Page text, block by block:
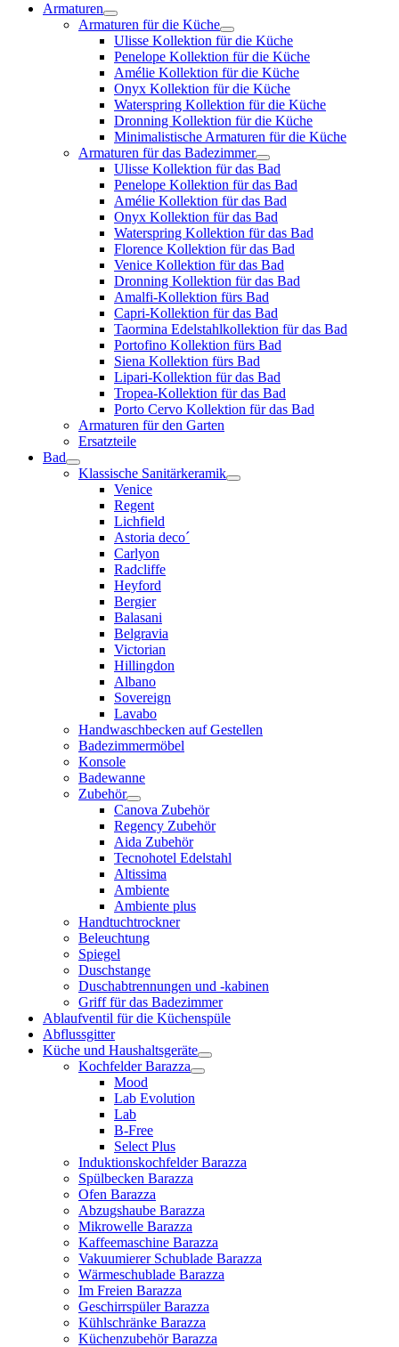
Armaturen
Armaturen für die Küche
Ulisse Kollektion für die Küche
Penelope Kollektion für die Küche
Amélie Kollektion für die Küche
Onyx Kollektion für die Küche
Waterspring Kollektion für die Küche
Dronning Kollektion für die Küche
Minimalistische Armaturen für die Küche
Armaturen für das Badezimmer
Ulisse Kollektion für das Bad
Penelope Kollektion für das Bad
Amélie Kollektion für das Bad
Onyx Kollektion für das Bad
Waterspring Kollektion für das Bad
Florence Kollektion für das Bad
Venice Kollektion für das Bad
Dronning Kollektion für das Bad
Amalfi-Kollektion fürs Bad
Capri-Kollektion für das Bad
Taormina Edelstahlkollektion für das Bad
Portofino Kollektion fürs Bad
Siena Kollektion fürs Bad
Lipari-Kollektion für das Bad
Tropea-Kollektion für das Bad
Porto Cervo Kollektion für das Bad
Armaturen für den Garten
Ersatzteile
Bad
Klassische Sanitärkeramik
Venice
Regent
Lichfield
Astoria deco´
Carlyon
Radcliffe
Heyford
Bergier
Balasani
Belgravia
Victorian
Hillingdon
Albano
Sovereign
Lavabo
Handwaschbecken auf Gestellen
Badezimmermöbel
Konsole
Badewanne
Zubehör
Canova Zubehör
Regency Zubehör
Aida Zubehör
Tecnohotel Edelstahl
Altissima
Ambiente
Ambiente plus
Handtuchtrockner
Beleuchtung
Spiegel
Duschstange
Duschabtrennungen und -kabinen
Griff für das Badezimmer
Ablaufventil für die Küchenspüle
Abflussgitter
Küche und Haushaltsgeräte
Kochfelder Barazza
Mood
Lab Evolution
Lab
B-Free
Select Plus
Induktionskochfelder Barazza
Spülbecken Barazza
Ofen Barazza
Abzugshaube Barazza
Mikrowelle Barazza
Kaffeemaschine Barazza
Vakuumierer Schublade Barazza
Wärmeschublade Barazza
Im Freien Barazza
Geschirrspüler Barazza
Kühlschränke Barazza
Küchenzubehör Barazza